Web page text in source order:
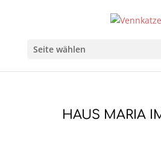
Seite wählen
HAUS MARIA